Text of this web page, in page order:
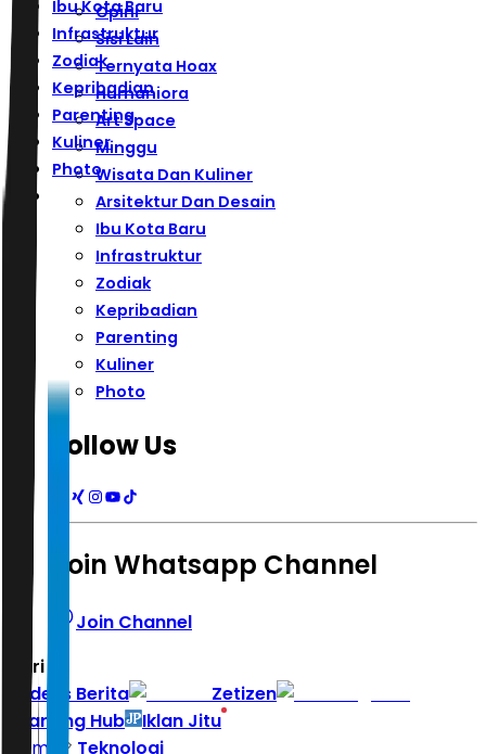
Ibu Kota Baru
Infrastruktur
Zodiak
Kepribadian
Parenting
Kuliner
Photo
Opini
Sisi Lain
Ternyata Hoax
Humaniora
Art Space
Minggu
Wisata Dan Kuliner
Arsitektur Dan Desain
Ibu Kota Baru
Infrastruktur
Zodiak
Kepribadian
Parenting
Kuliner
Photo
Follow Us
Join Whatsapp Channel
Join Channel
Hari ini
Indeks Berita
Zetizen
Learning Hub
Iklan Jitu
Home
Teknologi